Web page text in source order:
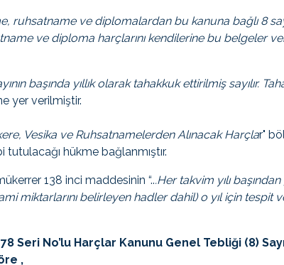
ruhsatname ve diplomalardan bu kanuna bağlı 8
ve diploma harçlarını kendilerine bu belgeler
başında yıllık olarak tahakkuk ettirilmiş sayılır.
yer verilmiştir.
Vesika ve Ruhsatnamelerden Alınacak Harçlar"
hükme bağlanmıştır.
138 inci maddesinin “...Her takvim yılı
miktarlarını belirleyen hadler dahil) o yıl için tespit
Seri No’lu Harçlar Kanunu Genel Tebliği (8)
,